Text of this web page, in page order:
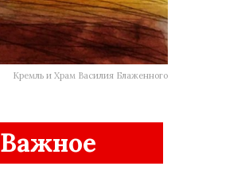
Кремль и Храм Василия Блаженного
Важное